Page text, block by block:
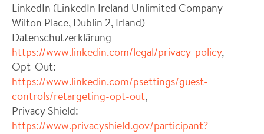
LinkedIn (LinkedIn Ireland Unlimited Company
Wilton Place, Dublin 2, Irland) -
Datenschutzerklärung
https://www.linkedin.com/legal/privacy-policy,
Opt-Out:
https://www.linkedin.com/psettings/guest-
controls/retargeting-opt-out,
Privacy Shield:
https://www.privacyshield.gov/participant?